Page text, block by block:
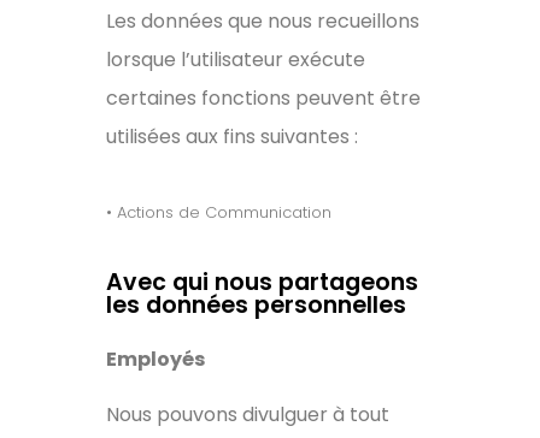
Les données que nous recueillons
lorsque l’utilisateur exécute
certaines fonctions peuvent être
utilisées aux fins suivantes :
• Actions de Communication
Avec qui nous partageons
les données personnelles
Employés
Nous pouvons divulguer à tout